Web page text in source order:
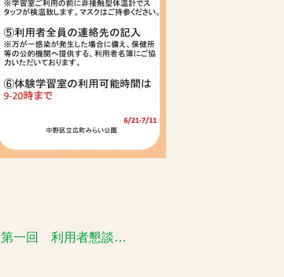
第一回 利用者懇談会を開催いたします